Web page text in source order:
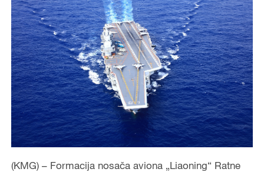
(KMG) – Formacija nosača aviona „Liaoning“ Ratne